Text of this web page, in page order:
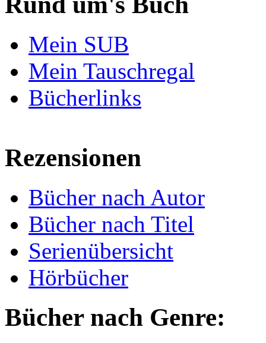
Mein SUB
Mein Tauschregal
Bücherlinks
Rezensionen
Bücher nach Autor
Bücher nach Titel
Serienübersicht
Hörbücher
Bücher nach Genre: